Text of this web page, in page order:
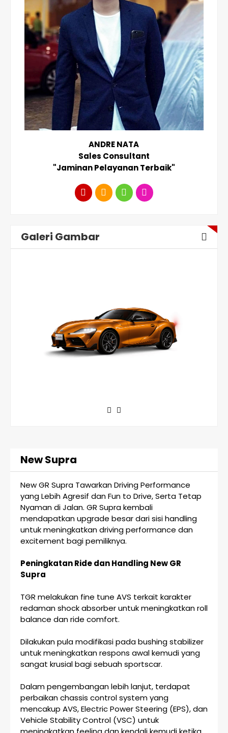
ANDRE NATA
Sales Consultant
"Jaminan Pelayanan Terbaik"
Galeri Gambar
New Supra
New GR Supra Tawarkan Driving Performance
yang Lebih Agresif dan Fun to Drive, Serta Tetap
Nyaman di Jalan. GR Supra kembali
mendapatkan upgrade besar dari sisi handling
untuk meningkatkan driving performance dan
excitement bagi pemiliknya.
Peningkatan Ride dan Handling New GR
Supra
TGR melakukan fine tune AVS terkait karakter
redaman shock absorber untuk meningkatkan roll
balance dan ride comfort.
Dilakukan pula modifikasi pada bushing stabilizer
untuk meningkatkan respons awal kemudi yang
sangat krusial bagi sebuah sportscar.
Dalam pengembangan lebih lanjut, terdapat
perbaikan chassis control system yang
mencakup AVS, Electric Power Steering (EPS), dan
Vehicle Stability Control (VSC) untuk